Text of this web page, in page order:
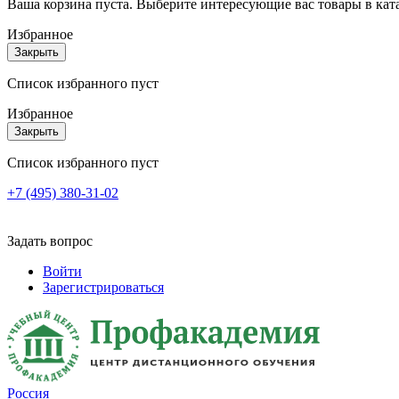
Ваша корзина пуста. Выберите интересующие вас товары в
Избранное
Закрыть
Список избранного пуст
Избранное
Закрыть
Список избранного пуст
+7 (495) 380-31-02
Задать вопрос
Войти
Зарегистрироваться
Россия